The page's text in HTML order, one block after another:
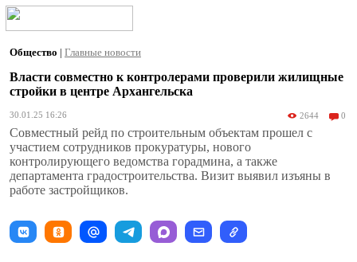
Общество | Главные новости
Власти совместно к контролерами проверили жилищные
стройки в центре Архангельска
30.01.25 16:26 2644 0
Совместный рейд по строительным объектам прошел с
участием сотрудников прокуратуры, нового
контролирующего ведомства горадмина, а также
департамента градостроительства. Визит выявил изъяны в
работе застройщиков.